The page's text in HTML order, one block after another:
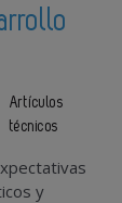
Artículos
técnicos
y